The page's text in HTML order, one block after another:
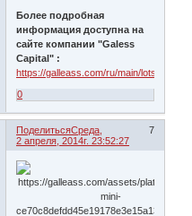
Более подробная
информация доступна на
сайте компании "Galess
Capital" :
https://galleass.com/ru/main/lotspromo
0
Поделиться 7
Среда,
2 апреля, 2014г. 23:52:27